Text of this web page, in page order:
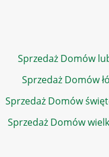
Sprzedaż Domów
Sprzedaż Domów
Sprzedaż Domów
Sprzedaż Domów